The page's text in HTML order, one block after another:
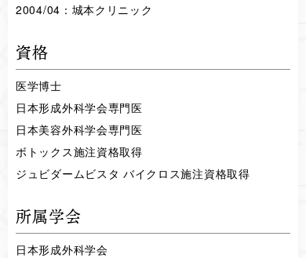
2004/04：城本クリニック
資格
医学博士
日本形成外科学会専門医
日本美容外科学会専門医
ボトックス施注資格取得
ジュビダームビスタ バイクロス施注資格取得
所属学会
日本形成外科学会